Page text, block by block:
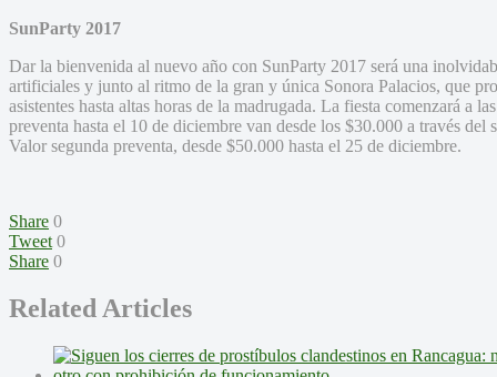
SunParty 2017
Dar la bienvenida al nuevo año con SunParty 2017 será una
artificiales y junto al ritmo de la gran y única Sonora Palacios, que
asistentes hasta altas horas de la madrugada. La fiesta comenzará a
preventa hasta el 10 de diciembre van desde los $30.000 a través
Valor segunda preventa, desde $50.000 hasta el 25 de diciembre.
Share 0
Tweet 0
Share 0
Related Articles